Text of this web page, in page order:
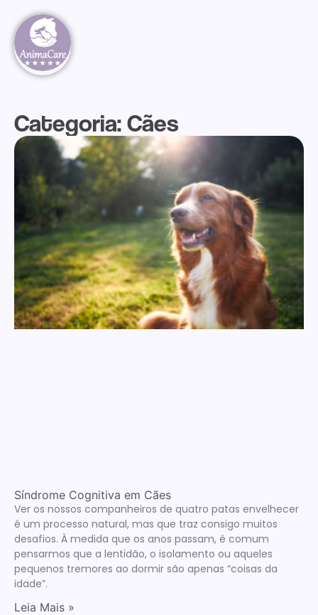
Categoria: Cães
Síndrome Cognitiva em Cães
Ver os nossos companheiros de quatro patas envelhecer
é um processo natural, mas que traz consigo muitos
desafios. À medida que os anos passam, é comum
pensarmos que a lentidão, o isolamento ou aqueles
pequenos tremores ao dormir são apenas “coisas da
idade”.
Leia Mais »